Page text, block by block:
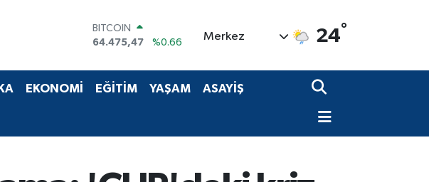
BITCOIN
64.475,47
%0.66
EURO
55,1336
%0.18
GRAM ALTIN
13.703
Merkez 24°
EKONOMİ EĞİTİM YAŞAM ASAYİŞ